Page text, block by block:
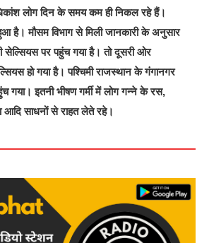
लोग दिन के समय कम ही निकल रहे हैं।
है। मौसम विभाग से मिली जानकारी के अनुसार
सेल्सियस पर पहुंच गया है। तो दूसरी ओर
हो गया है। पश्चिमी राजस्थान के गंगानगर
गया। इतनी भीषण गर्मी में लोग गन्ने के रस,
आदि साधनों से राहत लेते रहे।